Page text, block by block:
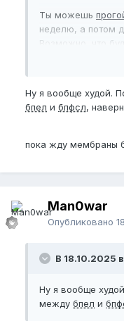
Ты можешь
неделю, а потом
Возможно, что
до/после
подключишь.
Ну я вообще худой.
бпел и бпфсл,
пока жду мембраны
Man0war
Опубликовано
В 18.10.2025
Ну я вообще
между бпел и